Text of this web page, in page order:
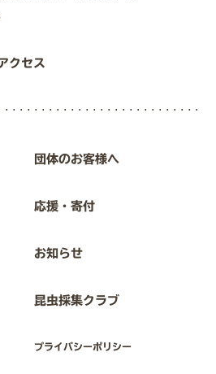
クセス
団体のお客様へ
応援・寄付
お知らせ
昆虫採集クラブ
プライバシーポリシー